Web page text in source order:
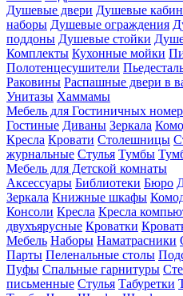
Душевые двери Душевые
наборы Душевые ограждения
поддоны Душевые стойки
Комплекты Кухонные мойки
Полотенцесушители
Раковины Распашные двери в
Унитазы Хаммамы
Мебель для Гостиничных
Гостиные Диваны Зеркала
Кресла Кровати Столешницы
журнальные Стулья Тумбы
Мебель для Детской комнаты
Аксессуары Библиотеки Бюро
Зеркала Книжные шкафы
Консоли Кресла Кресла
двухъярусные Кроватки
Мебель Наборы Наматрасники
Парты Пеленальные столы
Пуфы Спальные гарнитуры
письменные Стулья Табуретки